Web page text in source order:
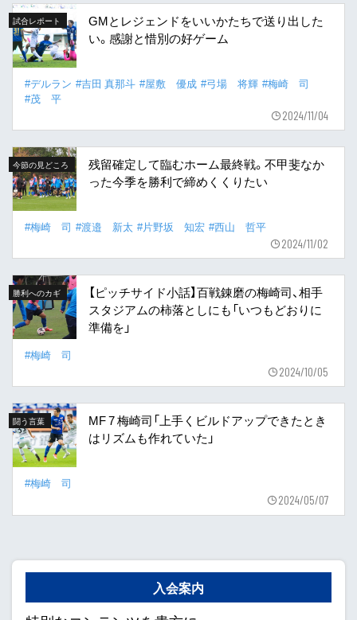
試合レポート
GMとレジェンドをいいかたちで送り出した
い。感謝と惜別の好ゲーム
#デルラン #吉田 真那斗 #屋敷 優成 #弓場 将輝 #梅崎 司
#茂 平
2024/11/04
今節の見どころ
残留確定して臨むホーム最終戦。不甲斐なか
った今季を勝利で締めくくりたい
#梅崎 司 #渡邉 新太 #片野坂 知宏 #西山 哲平
2024/11/02
勝利へのカギ
【ピッチサイド小話】百戦錬磨の梅崎司、相手
スタジアムの柿落としにも「いつもどおりに
準備を」
#梅崎 司
2024/10/05
闘う言葉
MF 7 梅崎司「上手くビルドアップできたとき
はリズムも作れていた」
#梅崎 司
2024/05/07
入会案内